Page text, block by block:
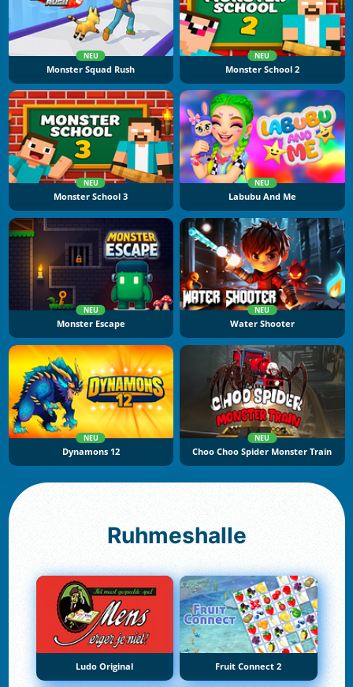
NEU
Monster Squad Rush
NEU
Monster School 2
NEU
Monster School 3
NEU
Labubu And Me
NEU
Monster Escape
NEU
Water Shooter
NEU
Dynamons 12
NEU
Choo Choo Spider Monster Train
Ruhmeshalle
Ludo Original Fruit Connect 2